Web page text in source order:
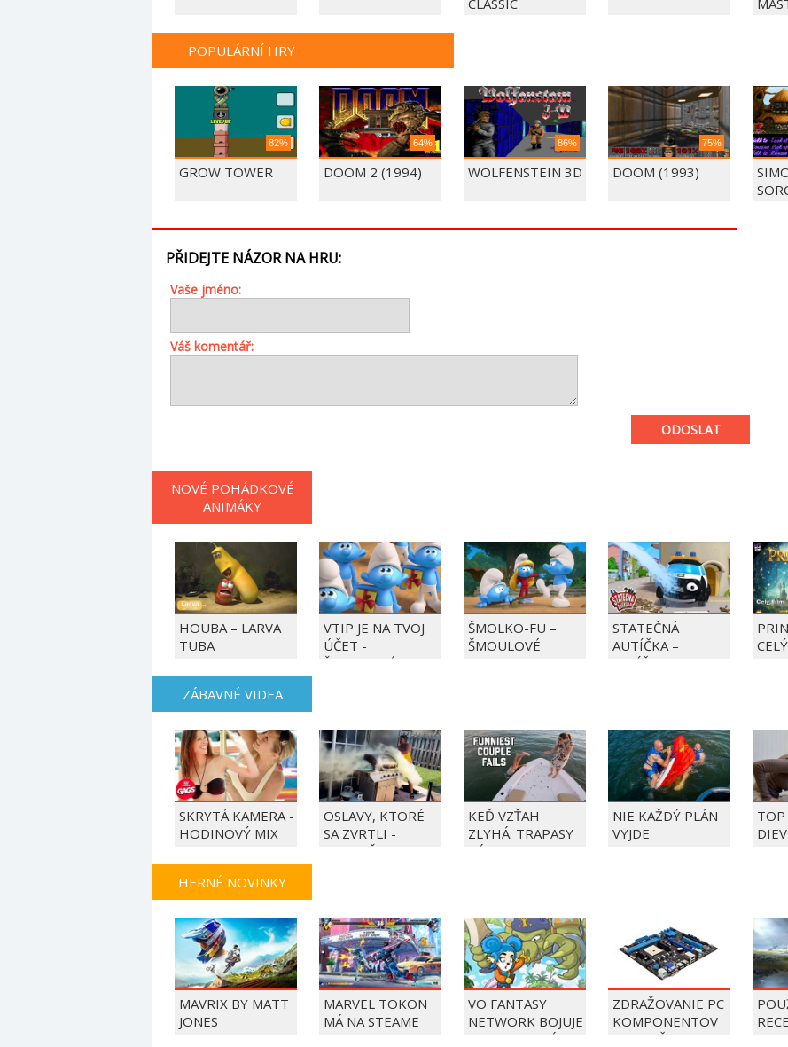
CLASSIC
POPULÁRNÍ HRY
82%
GROW TOWER
64%
DOOM 2 (1994)
86%
WOLFENSTEIN 3D
75%
DOOM (1993)
PŘIDEJTE NÁZOR NA HRU:
Vaše jméno:
Váš komentář:
ODOSLAT
NOVÉ POHÁDKOVÉ
ANIMÁKY
HOUBA – LARVA
TUBA
VTIP JE NA TVOJ
ÚČET -
ŠMOULOVÉ
ŠMOLKO-FU –
ŠMOULOVÉ
STATEČNÁ
AUTÍČKA –
BALÍČEK PIERRE
ZÁBAVNÉ VIDEA
SKRYTÁ KAMERA -
HODINOVÝ MIX
OSLAVY, KTORÉ
SA ZVRTLI -
NAJLEPŠIE
KEĎ VZŤAH
ZLYHÁ: TRAPASY
PÁROV
NIE KAŽDÝ PLÁN
VYJDE
HERNÉ NOVINKY
MAVRIX BY MATT
JONES
MARVEL TOKON
MÁ NA STEAME
VO FANTASY
NETWORK BOJUJE
MODROVLASÁ
ZDRAŽOVANIE PC
KOMPONENTOV
POKRAČUJE,